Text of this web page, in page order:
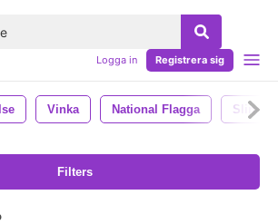
Logga in Registrera sig
Vinka National Flagga Slinga
Filters